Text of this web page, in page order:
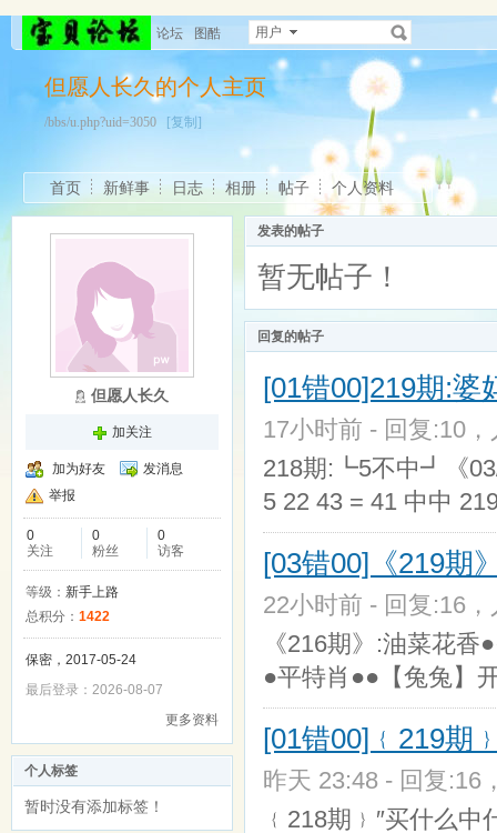
论坛 图酷 用户
但愿人长久的个人主页
/bbs/u.php?uid=3050 [复制]
首页 新鲜事 日志 相册 帖子 个人资料
但愿人长久
加关注
加为好友
发消息
举报
0
关注
0
粉丝
0
访客
等级： 新手上路
总积分： 1422
保密，2017-05-24
最后登录：2026-08-07
更多资料
个人标签
暂时没有添加标签！
发表的帖子
暂无帖子！
回复的帖子
[01错00]219期
17小时前 - 回复:10
218期:┗5不中┛《
5 22 43 = 41 中中
[03错00]《219期
22小时前 - 回复:16
《216期》:油菜花
●平特肖●●【兔兔】
[01错00]﹛219
昨天 23:48 - 回复:16
﹛218期﹜″买什么